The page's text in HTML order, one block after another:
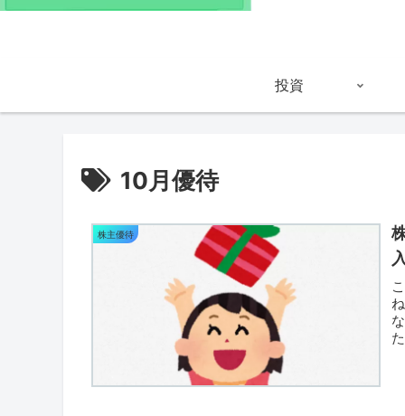
投資
10月優待
株主優待